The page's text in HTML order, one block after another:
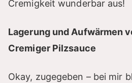
Cremigkeit wunderbar aus!
Lagerung und Aufwärmen
Cremiger Pilzsauce
Okay, zugegeben – bei mir